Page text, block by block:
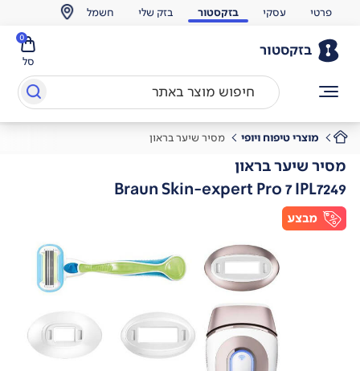
פרטי עסקי בזקסטור בזק שלי חשמל
בזקסטור
סל
0
מוצרי טיפוח ויופי מסיר שיער בראון
מסיר שיער בראון
Braun Skin-expert Pro 7 IPL7249